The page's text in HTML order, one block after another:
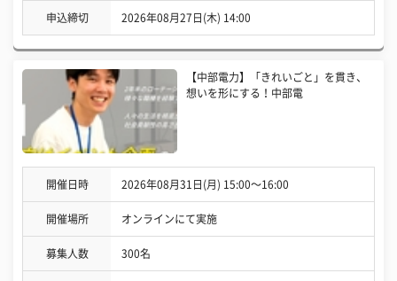
申込締切 2026年08月27日(木) 14:00
【中部電力】「きれいごと」を貫き、
想いを形にする！中部電
開催日時 2026年08月31日(月) 15:00〜16:00
開催場所 オンラインにて実施
募集人数 300名